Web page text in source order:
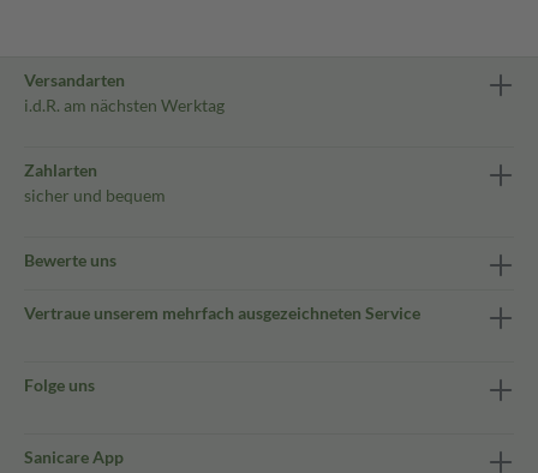
Versandarten
i.d.R. am nächsten Werktag
Zahlarten
sicher und bequem
Bewerte uns
Vertraue unserem mehrfach ausgezeichneten Service
Folge uns
Sanicare App